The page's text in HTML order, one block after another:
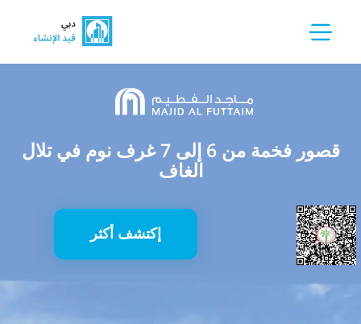
قصور فخمة من 6 إلى 7 غرف نوم في تلال
الغاف
إكتشف أكثر